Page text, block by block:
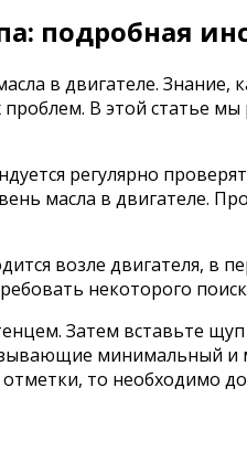
подробная
в двигателе. Знание,
В этой статье мы
регулярно
масла в двигателе.
возле двигателя, в
некоторого
Затем вставьте
минимальный
то необходимо